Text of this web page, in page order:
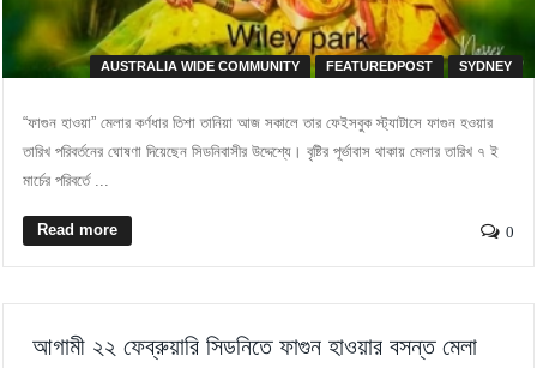
AUSTRALIA WIDE COMMUNITY FEATUREDPOST SYDNEY
“ফাগুন হাওয়া” মেলার কর্ণধার তিশা তানিয়া আজ সকালে তার ফেইসবুক স্ট্যাটাসে ফাগুন হওয়ার
তারিখ পরিবর্তনের ঘোষণা দিয়েছেন সিডনিবাসীর উদ্দেশ্যে। বৃষ্টির পূর্ভাবাস থাকায় মেলার তারিখ ৭ ই
মার্চের পরিবর্তে ...
Read more 0
আগামী ২২ ফেব্রুয়ারি সিডনিতে ফাগুন হাওয়ার বসন্ত মেলা